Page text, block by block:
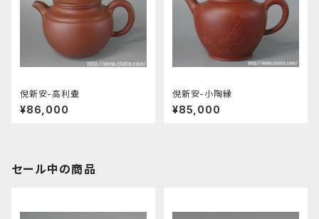
倪新安-高利壷
¥86,000
倪新安-小陶縁
¥85,000
セール中の商品